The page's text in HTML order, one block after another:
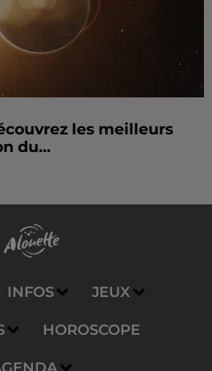
les meilleurs
du...
INFOS JEUX
HOROSCOPE